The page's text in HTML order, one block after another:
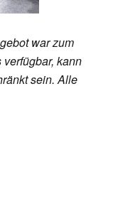
war zum
kann
sein. Alle